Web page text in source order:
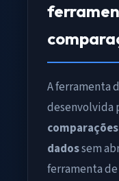
A ferramenta
desenvolvida
dadossem
ferramenta de